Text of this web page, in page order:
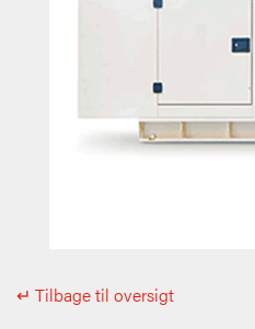
↵ Tilbage til oversigt